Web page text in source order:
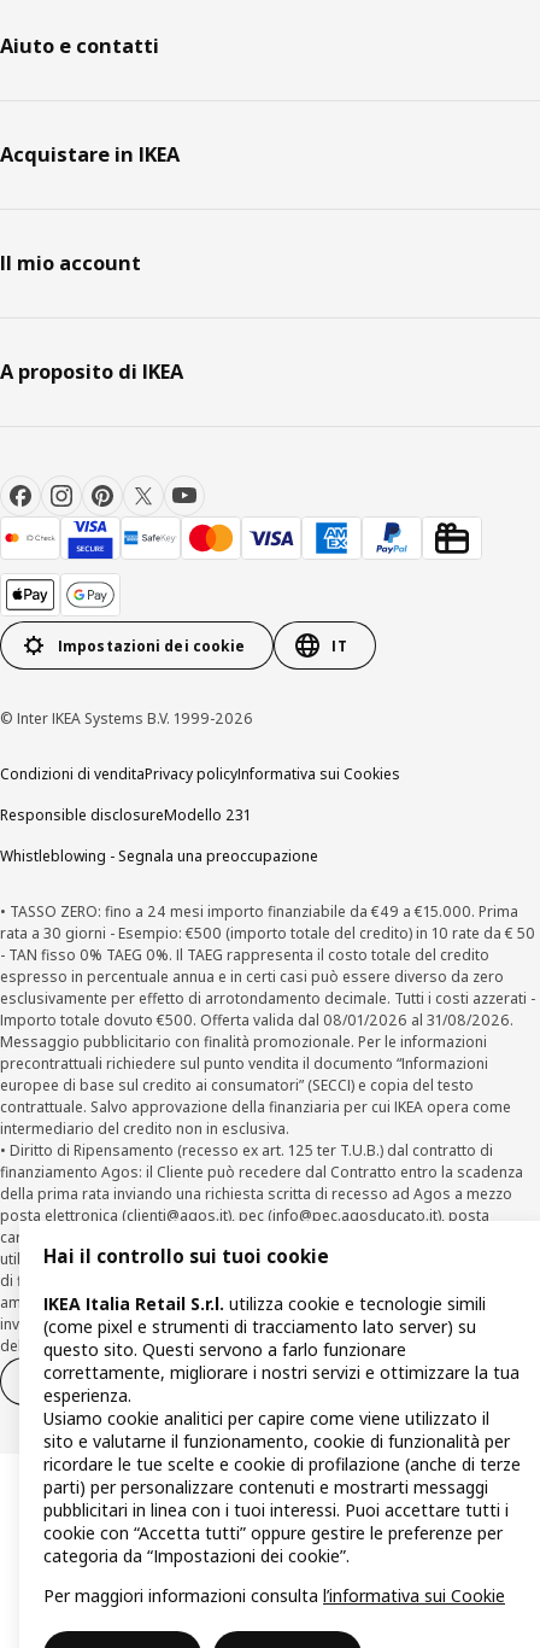
Aiuto e contatti
Acquistare in IKEA
Il mio account
A proposito di IKEA
Impostazioni dei cookie IT
© Inter IKEA Systems B.V. 1999-2026
Condizioni di venditaPrivacy policyInformativa sui Cookies
Responsible disclosureModello 231
Whistleblowing - Segnala una preoccupazione
• TASSO ZERO: fino a 24 mesi importo finanziabile da €49 a €15.000. Prima
rata a 30 giorni - Esempio: €500 (importo totale del credito) in 10 rate da € 50
- TAN fisso 0% TAEG 0%. Il TAEG rappresenta il costo totale del credito
espresso in percentuale annua e in certi casi può essere diverso da zero
esclusivamente per effetto di arrotondamento decimale. Tutti i costi azzerati -
Importo totale dovuto €500. Offerta valida dal 08/01/2026 al 31/08/2026.
Messaggio pubblicitario con finalità promozionale. Per le informazioni
precontrattuali richiedere sul punto vendita il documento “Informazioni
europee di base sul credito ai consumatori” (SECCI) e copia del testo
contrattuale. Salvo approvazione della finanziaria per cui IKEA opera come
intermediario del credito non in esclusiva.
• Diritto di Ripensamento (recesso ex art. 125 ter T.U.B.) dal contratto di
finanziamento Agos: il Cliente può recedere dal Contratto entro la scadenza
della prima rata inviando una richiesta scritta di recesso ad Agos a mezzo
posta elettronica (clienti@agos.it), pec (info@pec.agosducato.it), posta
cartacea (Viale Fulvio Testi, 280 - 20126 Milano) e per via telematica –
utilizzando la funzionalità sul sitowww.agos.it(“Recesso”) - anche per richieste
di finanziamento effettuate con canali a distanza. In caso di pre-
ammortamento, la comunicazione di recesso da parte del Cliente deve essere
inviata, con le modalità di cui sopra entro 30 giorni dalla data di accettazione
della richiesta di finanziamento.
Diritto di recesso
Diritto di recesso per i servizi
Hai il controllo sui tuoi cookie
IKEA Italia Retail S.r.l. utilizza cookie e tecnologie simili
(come pixel e strumenti di tracciamento lato server) su
questo sito. Questi servono a farlo funzionare
correttamente, migliorare i nostri servizi e ottimizzare la tua
esperienza.
Usiamo cookie analitici per capire come viene utilizzato il
sito e valutarne il funzionamento, cookie di funzionalità per
ricordare le tue scelte e cookie di profilazione (anche di terze
parti) per personalizzare contenuti e mostrarti messaggi
pubblicitari in linea con i tuoi interessi. Puoi accettare tutti i
cookie con “Accetta tutti” oppure gestire le preferenze per
categoria da “Impostazioni dei cookie”.
Per maggiori informazioni consulta l’informativa sui Cookie